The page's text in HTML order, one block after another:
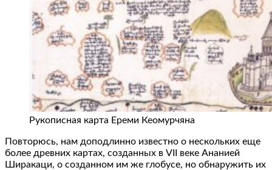
Рукописная карта Ереми Кеомурчяна
Повторюсь, нам доподлинно известно о нескольких еще
более древних картах, созданных в VII веке Ананией
Ширакаци, о созданном им же глобусе, но обнаружить их